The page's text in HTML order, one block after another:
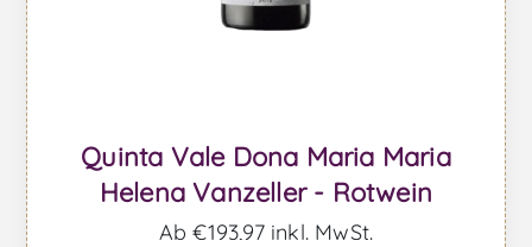
Quinta Vale Dona Maria Maria
Helena Vanzeller - Rotwein
Ab €193,97 inkl. MwSt.